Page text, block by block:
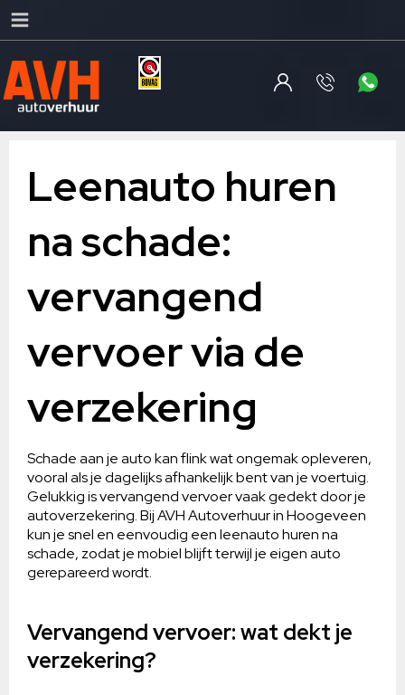
Leenauto huren
na schade:
vervangend
vervoer via de
verzekering
Schade aan je auto kan flink wat ongemak opleveren,
vooral als je dagelijks afhankelijk bent van je voertuig.
Gelukkig is vervangend vervoer vaak gedekt door je
autoverzekering. Bij AVH Autoverhuur in Hoogeveen
kun je snel en eenvoudig een leenauto huren na
schade, zodat je mobiel blijft terwijl je eigen auto
gerepareerd wordt.
Vervangend vervoer: wat dekt je
verzekering?